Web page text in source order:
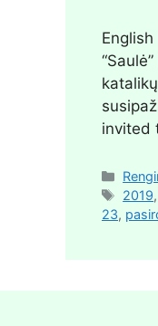
invited
2019,
23,